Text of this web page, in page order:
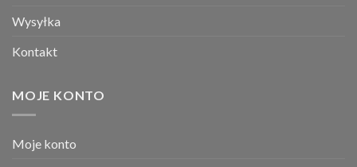
Wysyłka
Kontakt
MOJE KONTO
Moje konto